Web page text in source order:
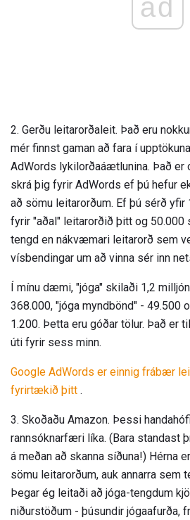
ad
2. Gerðu leitarorðaleit. Það eru
mér finnst gaman að fara í
AdWords lykilorðaáætlunina. Það er
skrá þig fyrir AdWords ef þú hefur
að sömu leitarorðum. Ef þú sérð yfir
fyrir "aðal" leitarorðið þitt og 50.000
tengd en nákvæmari leitarorð sem
vísbendingar um að vinna sér inn
Í mínu dæmi, "jóga" skilaði 1,2
368.000, "jóga myndbönd" - 49.500
1.200. Þetta eru góðar tölur. Það er
úti fyrir sess minn.
Google AdWords er einnig frábær
fyrirtækið þitt .
3. Skoðaðu Amazon. Þessi
rannsóknarfæri líka. (Bara standast
á meðan að skanna síðuna!) Hérna
sömu leitarorðum, auk annarra sem
Þegar ég leitaði að jóga-tengdum
niðurstöðum - þúsundir jógaafurða,